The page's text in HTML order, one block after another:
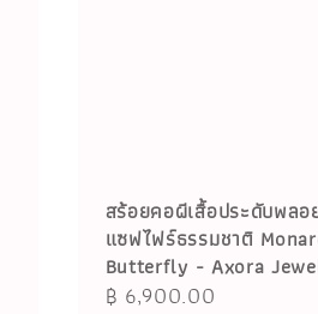
สร้อยคอผีเสื้อประดับพลอ
แซฟไฟร์ธรรมชาติ
Butterfly - Axora
Regular
฿ 6,900.00